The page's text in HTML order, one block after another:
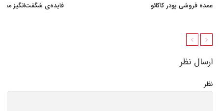
عمده فروشی پودر کاکائو فایده‌ی شگفت‌انگیز
ارسال نظر
نظر